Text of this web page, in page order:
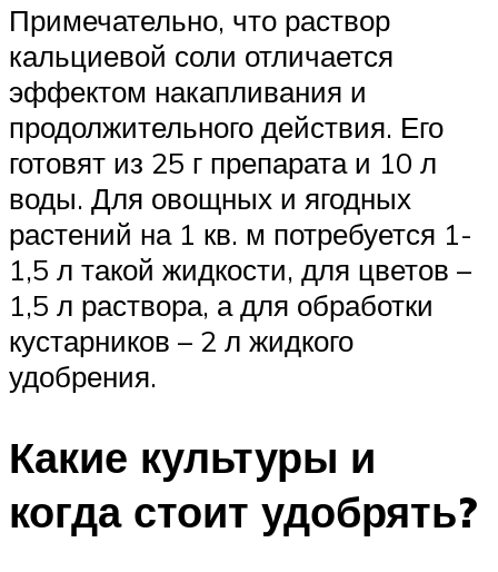
Примечательно, что раствор
кальциевой соли отличается
эффектом накапливания и
продолжительного действия. Его
готовят из 25 г препарата и 10 л
воды. Для овощных и ягодных
растений на 1 кв. м потребуется 1-
1,5 л такой жидкости, для цветов –
1,5 л раствора, а для обработки
кустарников – 2 л жидкого
удобрения.
Какие культуры и
когда стоит удобрять?